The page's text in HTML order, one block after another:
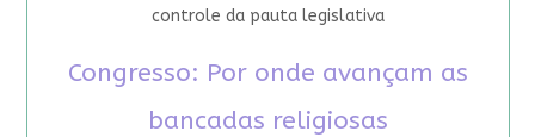
controle da pauta legislativa
Congresso: Por onde avançam as
bancadas religiosas